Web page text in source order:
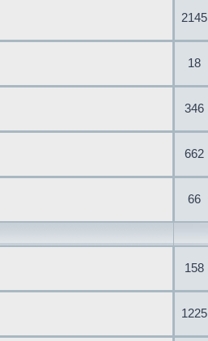
2145
18
346
662
66
158
1225